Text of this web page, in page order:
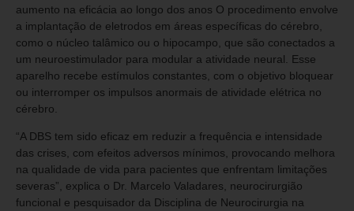
aumento na eficácia ao longo dos anos O procedimento envolve
a implantação de eletrodos em áreas específicas do cérebro,
como o núcleo talâmico ou o hipocampo, que são conectados a
um neuroestimulador para modular a atividade neural. Esse
aparelho recebe estímulos constantes, com o objetivo bloquear
ou interromper os impulsos anormais de atividade elétrica no
cérebro.
“A DBS tem sido eficaz em reduzir a frequência e intensidade
das crises, com efeitos adversos mínimos, provocando melhora
na qualidade de vida para pacientes que enfrentam limitações
severas”, explica o Dr. Marcelo Valadares, neurocirurgião
funcional e pesquisador da Disciplina de Neurocirurgia na